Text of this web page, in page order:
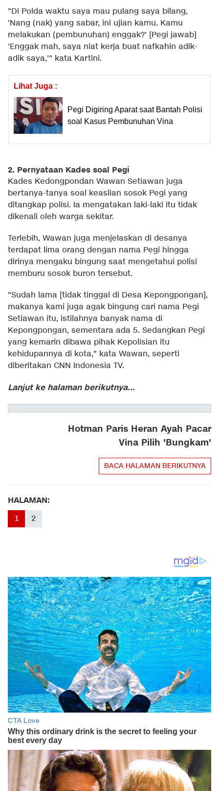
"Di Polda waktu saya mau pulang saya bilang,
'Nang (nak) yang sabar, ini ujian kamu. Kamu
melakukan (pembunuhan) enggak?' [Pegi jawab]
'Enggak mah, saya niat kerja buat nafkahin adik-
adik saya,'" kata Kartini.
Lihat Juga :
Pegi Digiring Aparat saat Bantah Polisi
soal Kasus Pembunuhan Vina
2. Pernyataan Kades soal Pegi
Kades Kedongpondan Wawan Setiawan juga
bertanya-tanya soal keaslian sosok Pegi yang
ditangkap polisi. Ia mengatakan laki-laki itu tidak
dikenali oleh warga sekitar.
Terlebih, Wawan juga menjelaskan di desanya
terdapat lima orang dengan nama Pegi hingga
dirinya mengaku bingung saat mengetahui polisi
memburu sosok buron tersebut.
"Sudah lama [tidak tinggal di Desa Kepongpongan],
makanya kami juga agak bingung cari nama Pegi
Setiawan itu, istilahnya banyak nama di
Kepongpongan, sementara ada 5. Sedangkan Pegi
yang kemarin dibawa pihak Kepolisian itu
kehidupannya di kota," kata Wawan, seperti
diberitakan CNN Indonesia TV.
Lanjut ke halaman berikutnya...
Hotman Paris Heran Ayah Pacar
Vina Pilih 'Bungkam'
BACA HALAMAN BERIKUTNYA
HALAMAN:
1 2